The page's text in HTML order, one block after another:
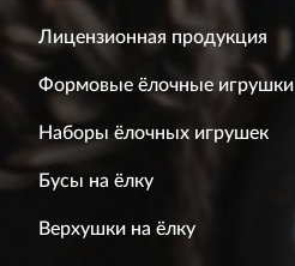
Лицензионная продукция
Формовые ёлочные игрушки
Наборы ёлочных игрушек
Бусы на ёлку
Верхушки на ёлку